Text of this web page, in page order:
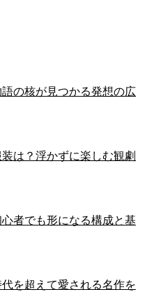
の核が見つかる発想の広
は？浮かずに楽しむ観劇
者でも形になる構成と基
を超えて愛される名作を